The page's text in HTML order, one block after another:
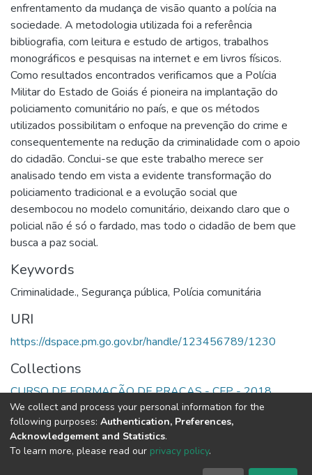
enfrentamento da mudança de visão quanto a polícia na
sociedade. A metodologia utilizada foi a referência
bibliografia, com leitura e estudo de artigos, trabalhos
monográficos e pesquisas na internet e em livros físicos.
Como resultados encontrados verificamos que a Polícia
Militar do Estado de Goiás é pioneira na implantação do
policiamento comunitário no país, e que os métodos
utilizados possibilitam o enfoque na prevenção do crime e
consequentemente na redução da criminalidade com o apoio
do cidadão. Conclui-se que este trabalho merece ser
analisado tendo em vista a evidente transformação do
policiamento tradicional e a evolução social que
desembocou no modelo comunitário, deixando claro que o
policial não é só o fardado, mas todo o cidadão de bem que
busca a paz social.
Keywords
Criminalidade., Segurança pública, Polícia comunitária
URI
https://dspace.pm.go.gov.br/handle/123456789/1230
Collections
CURSO DE FORMAÇÃO DE PRAÇAS - CFP - 2018
Full item page
DSpace software copyright © 2002-2026
We collect and process your personal information for the
following purposes: Authentication, Preferences,
Acknowledgement and Statistics.
To learn more, please read our privacy policy.